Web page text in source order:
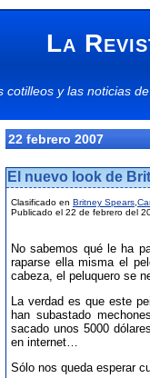
La
cotilleosy las noticias
22 febrero 2007
El nuevo look de
Clasificado en Britney Spears
Publicado el 22 de febrero del
No sabemos qué le ha
raparse ella misma el
cabeza, el peluquero se
La verdad es que este
han subastado
sacado unos 5000
en internet…
Sólo nos queda esperar